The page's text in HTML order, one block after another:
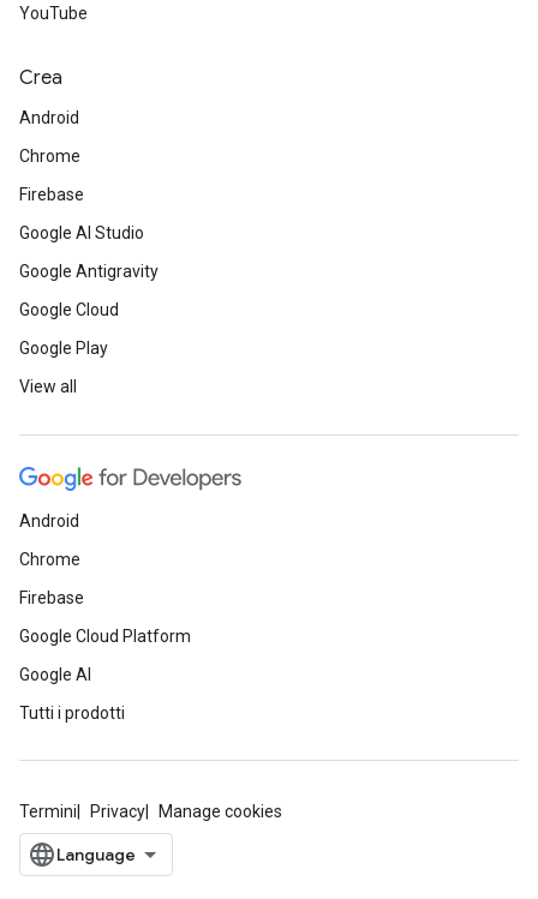
YouTube
Crea
Android
Chrome
Firebase
Google AI Studio
Google Antigravity
Google Cloud
Google Play
View all
Android
Chrome
Firebase
Google Cloud Platform
Google AI
Tutti i prodotti
Termini Privacy Manage cookies